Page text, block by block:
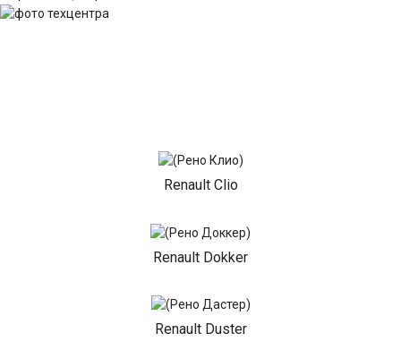
Renault Clio
Renault Dokker
Renault Duster